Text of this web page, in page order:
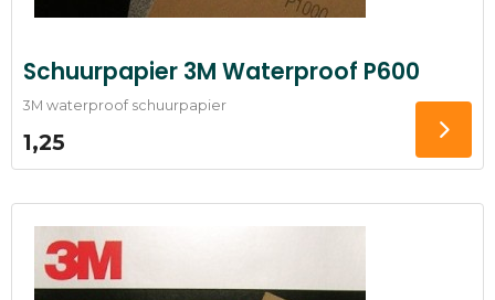
Schuurpapier 3M Waterproof P600
3M waterproof schuurpapier
1,25